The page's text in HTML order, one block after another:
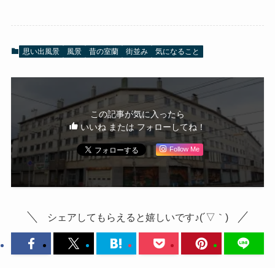
思い出風景 風景 昔の室蘭 街並み 気になること
この記事が気に入ったら
いいね または フォローしてね！
Follow Me
シェアしてもらえると嬉しいです♪(´▽｀)